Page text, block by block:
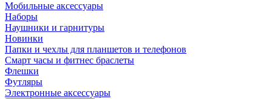
Мобильные аксессуары
Наборы
Наушники и гарнитуры
Новинки
Папки и чехлы для планшетов и телефонов
Смарт часы и фитнес браслеты
Флешки
Футляры
Электронные аксессуары